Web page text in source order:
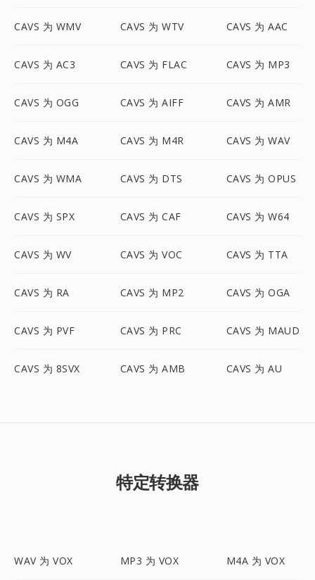
CAVS 为 WMV CAVS 为 WTV CAVS 为 AAC
CAVS 为 AC3 CAVS 为 FLAC CAVS 为 MP3
CAVS 为 OGG CAVS 为 AIFF CAVS 为 AMR
CAVS 为 M4A CAVS 为 M4R CAVS 为 WAV
CAVS 为 WMA CAVS 为 DTS CAVS 为 OPUS
CAVS 为 SPX CAVS 为 CAF CAVS 为 W64
CAVS 为 WV CAVS 为 VOC CAVS 为 TTA
CAVS 为 RA CAVS 为 MP2 CAVS 为 OGA
CAVS 为 PVF CAVS 为 PRC CAVS 为 MAUD
CAVS 为 8SVX CAVS 为 AMB CAVS 为 AU
特定转换器
WAV 为 VOX MP3 为 VOX M4A 为 VOX